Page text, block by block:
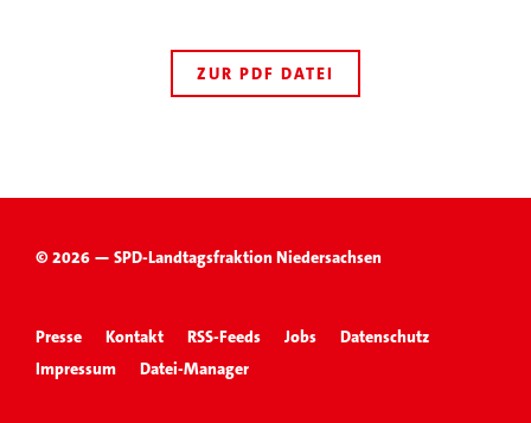
ZUR PDF DATEI
© 2026 — SPD-Landtagsfraktion Niedersachsen
Presse Kontakt RSS-Feeds Jobs
Datenschutz
Impressum
Datei-Manager